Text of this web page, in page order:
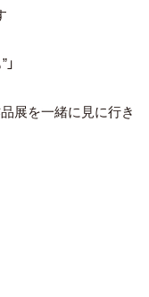
展を一緒に見に行き